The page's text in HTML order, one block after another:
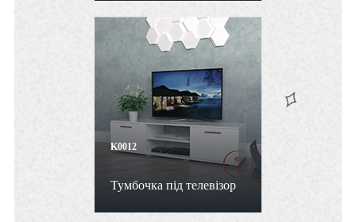
K0012
Тумбочка під телевізор